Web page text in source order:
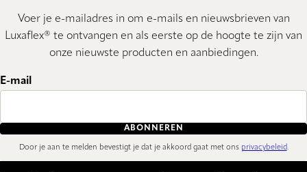
Voer je e-mailadres in om e-mails en nieuwsbrieven van
Luxaflex® te ontvangen en als eerste op de hoogte te zijn van
onze nieuwste producten en aanbiedingen.
E-mail
ABONNEREN
Door je aan te melden bevestigt je dat je akkoord gaat met ons privacybeleid.